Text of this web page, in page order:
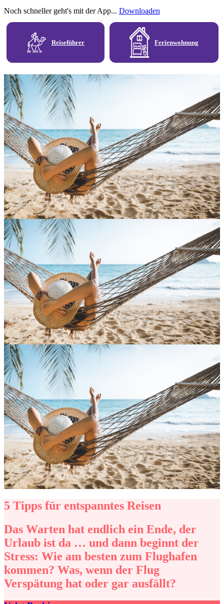
Noch schneller geht's mit der App... Downloaden
Reiseführer Ferienwohnung
5 Tipps für entspanntes Reisen
Das Warten hat endlich ein Ende, der
Urlaub ist da … und dann beginnt der
Stress: Wie am besten zum Flughafen
kommen? Was, wenn der Flug
Verspätung hat oder gar ausfällt?